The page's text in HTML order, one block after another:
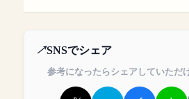
SNSでシェア
参考になったらシェアしていただ